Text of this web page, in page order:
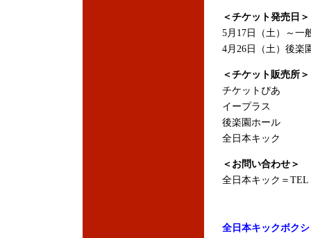
＜チケット発売日＞
5月17日（土）～一
4月26日（土）後楽
＜チケット販売所＞
チケットぴあ
イープラス
後楽園ホール
全日本キック
＜お問い合わせ＞
全日本キック＝TEL
全日本キックボク